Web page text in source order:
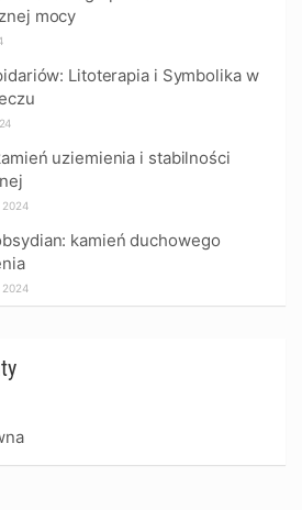
mocy
Litoterapia i Symbolika w
uziemienia i stabilności
2024
kamień duchowego
2024